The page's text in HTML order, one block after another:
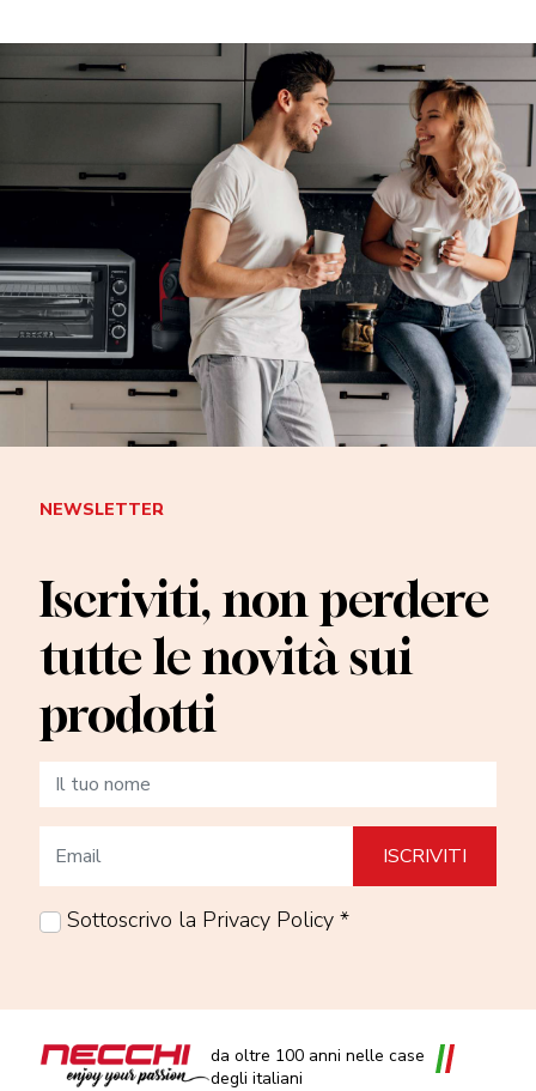
NEWSLETTER
Iscriviti, non perdere
tutte le novità sui
prodotti
Sottoscrivo la Privacy Policy *
da oltre 100 anni nelle case
degli italiani